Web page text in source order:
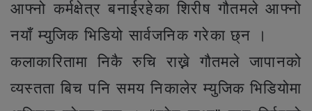
आफ्नो कर्मक्षेत्र बनाईरहेका शिरीष गौतमले आफ्नो
नयाँ म्युजिक भिडियो सार्वजनिक गरेका छ्न ।
कलाकारितामा निकै रुचि राख्ने गौतमले जापानको
व्यस्तता बिच पनि समय निकालेर म्युजिक भिडियोमा